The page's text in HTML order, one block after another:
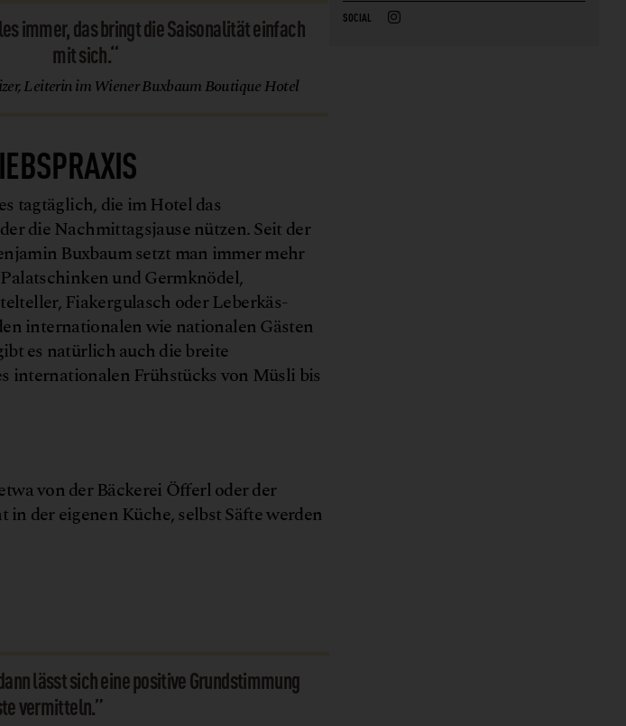
immer, das bringt die Saisonalität einfach
mit sich.“
Leiterin im Wiener Buxbaum Boutique Hotel
tagtäglich, die im Hotel das
die Nachmittagsjause nützen. Seit der
Buxbaum setzt man immer mehr
und Germknödel,
Fiakergulasch oder Leberkäs-
internationalen wie nationalen Gästen
es natürlich auch die breite
internationalen Frühstücks von Müsli bis
von der Bäckerei Öfferl oder der
der eigenen Küche, selbst Säfte werden
lässt sich eine positive Grundstimmung
vermitteln.”
SOCIAL